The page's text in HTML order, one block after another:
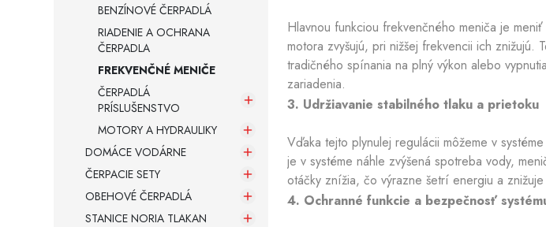
BENZÍNOVÉ ČERPADLÁ
RIADENIE A OCHRANA
ČERPADLA
FREKVENČNÉ MENIČE
ČERPADLÁ
PRÍSLUŠENSTVO
MOTORY A HYDRAULIKY
DOMÁCE VODÁRNE
ČERPACIE SETY
OBEHOVÉ ČERPADLÁ
STANICE NORIA TLAKAN
Hlavnou funkciou frekvenčného meniča je
motora zvyšujú, pri nižšej frekvencii ich znižujú.
tradičného spínania na plný výkon alebo
zariadenia.
3. Udržiavanie stabilného tlaku a prietoku
Vďaka tejto plynulej regulácii môžeme v
je v systéme náhle zvýšená spotreba vody,
otáčky znížia, čo výrazne šetrí energiu a
4. Ochranné funkcie a bezpečnosť